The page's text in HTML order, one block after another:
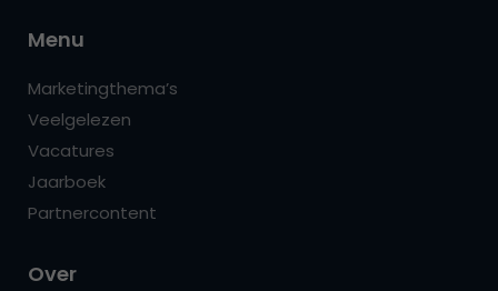
Menu
Marketingthema’s
Veelgelezen
Vacatures
Jaarboek
Partnercontent
Over